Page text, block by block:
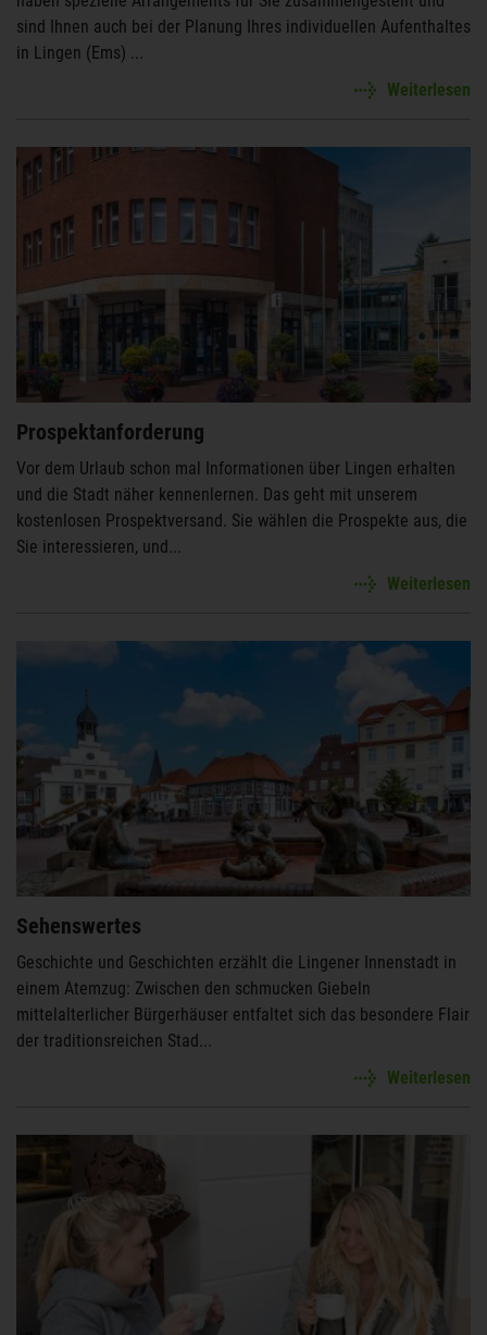
sind Ihnen auch bei der Planung Ihres individuellen Aufenthaltes
in Lingen (Ems) ...
Weiterlesen
Prospektanforderung
Vor dem Urlaub schon mal Informationen über Lingen erhalten
und die Stadt näher kennenlernen. Das geht mit unserem
kostenlosen Prospektversand. Sie wählen die Prospekte aus, die
Sie interessieren, und...
Weiterlesen
Sehenswertes
Geschichte und Geschichten erzählt die Lingener Innenstadt in
einem Atemzug: Zwischen den schmucken Giebeln
mittelalterlicher Bürgerhäuser entfaltet sich das besondere Flair
der traditionsreichen Stad...
Weiterlesen